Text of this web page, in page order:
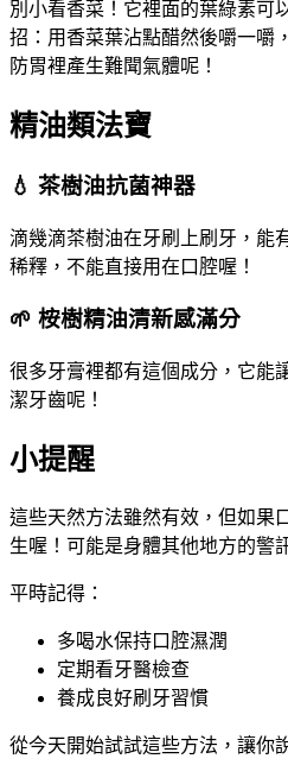
別小看香菜！它裡面的葉綠素可
招：用香菜葉沾點醋然後嚼一嚼
防胃裡產生難聞氣體呢！
精油類法寶
💧 茶樹油抗菌神器
滴幾滴茶樹油在牙刷上刷牙，能
稀釋，不能直接用在口腔喔！
🌱 桉樹精油清新感滿分
很多牙膏裡都有這個成分，它能
潔牙齒呢！
小提醒
這些天然方法雖然有效，但如果
生喔！可能是身體其他地方的警
平時記得：
多喝水保持口腔濕潤
定期看牙醫檢查
養成良好刷牙習慣
從今天開始試試這些方法，讓你